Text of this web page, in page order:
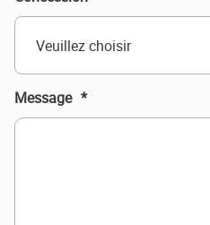
Veuillez choisir
Message *